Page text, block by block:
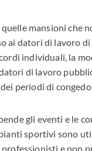
mansioni che
ai datori di lavoro
individuali, la
di lavoro
periodi di
gli eventi e le
sportivi sono
e non